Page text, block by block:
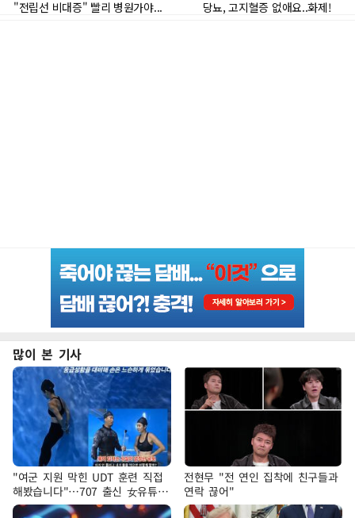
많이 본 기사
"여군 지원 막힌 UDT 훈련 직접
해봤습니다"…707 출신 女유튜버
'완벽 소화'
전현무 "전 연인 집착에 친구들과
연락 끊어"